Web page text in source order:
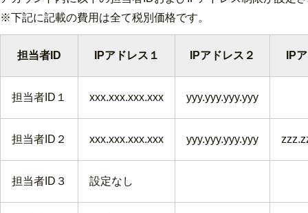
※下記に記載の費用は全て税別価格です。
担当者ID IPアドレス１ IPアドレス２ IP
担当者ID１ xxx.xxx.xxx.xxx yyy.yyy.yyy.yyy
担当者ID２ xxx.xxx.xxx.xxx yyy.yyy.yyy.yyy
担当者ID３ 設定なし